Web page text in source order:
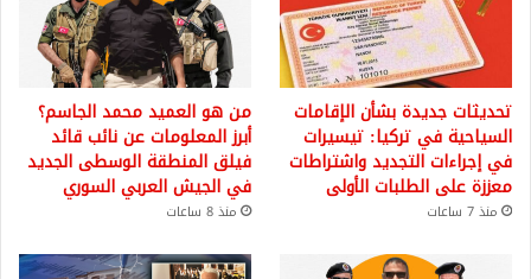
تحديثات جديدة بشأن الإقامات
السياحية في تركيا: تيسيرات
في إجراءات التجديد واشتراطات
معززة على الطلبات الأولى
منذ 7 ساعات
من هو العميد محمد الجاسم؟
أبرز المعلومات عن نائب قائد
فيلق المنطقة الوسطى الجديد
في الجيش العربي السوري
منذ 8 ساعات